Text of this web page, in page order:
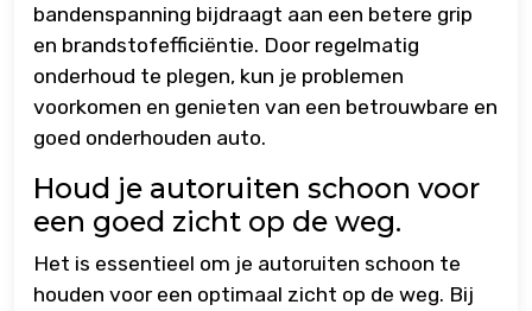
bandenspanning bijdraagt aan een betere grip
en brandstofefficiëntie. Door regelmatig
onderhoud te plegen, kun je problemen
voorkomen en genieten van een betrouwbare en
goed onderhouden auto.
Houd je autoruiten schoon voor
een goed zicht op de weg.
Het is essentieel om je autoruiten schoon te
houden voor een optimaal zicht op de weg. Bij